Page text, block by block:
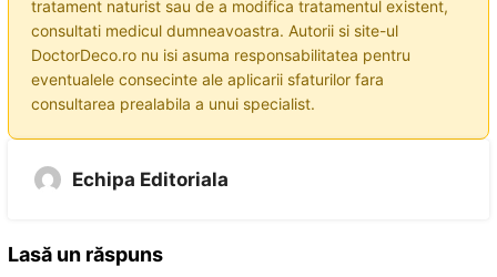
tratament naturist sau de a modifica tratamentul existent,
consultati medicul dumneavoastra. Autorii si site-ul
DoctorDeco.ro nu isi asuma responsabilitatea pentru
eventualele consecinte ale aplicarii sfaturilor fara
consultarea prealabila a unui specialist.
Echipa Editoriala
Lasă un răspuns